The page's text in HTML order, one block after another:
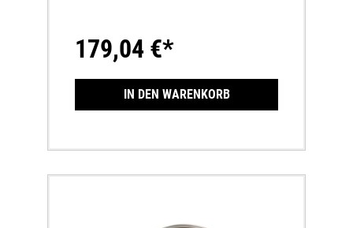
179,04 €*
IN DEN WARENKORB